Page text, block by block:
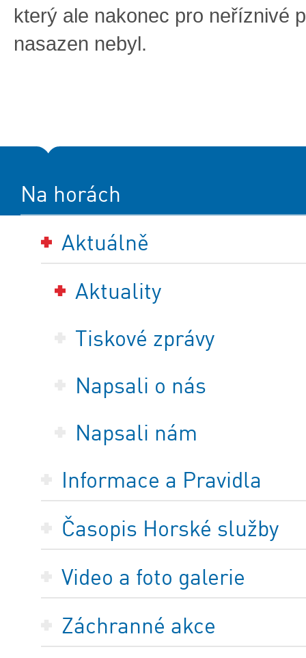
který ale nakonec pro neříznivé
nasazen nebyl.
Na horách
Aktuálně
Aktuality
Tiskové zprávy
Napsali o nás
Napsali nám
Informace a Pravidla
Časopis Horské služby
Video a foto galerie
Záchranné akce